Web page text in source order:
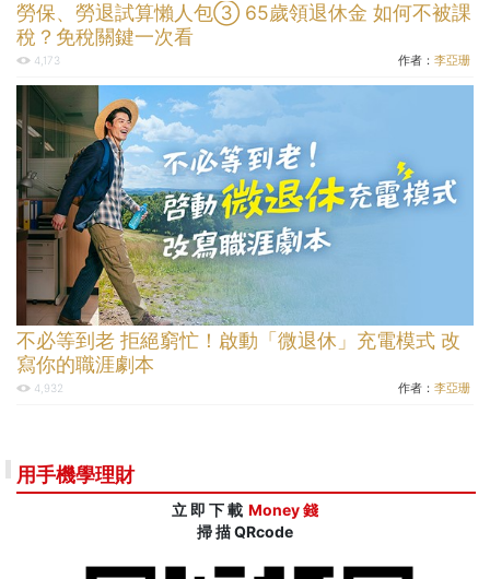
勞保、勞退試算懶人包③ 65歲領退休金 如何不被課
稅？免稅關鍵一次看
4,173 作者： 李亞珊
不必等到老 拒絕窮忙！啟動「微退休」充電模式 改
寫你的職涯劇本
4,932 作者： 李亞珊
用手機學理財
立 即 下 載 Money 錢
掃 描 QRcode